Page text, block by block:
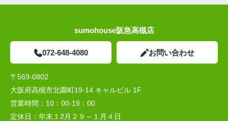
sumohouse阪急高槻店
072-648-4080 お問い合わせ
〒569-0802
大阪府高槻市北園町19-14 キャルビル 1F
営業時間： 10：00-19：00
定休日： 年末１2月２９～１月４日